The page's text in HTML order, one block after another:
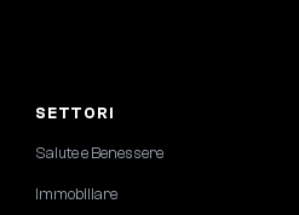
SETTORI
Salute e Benessere
Immobiliare